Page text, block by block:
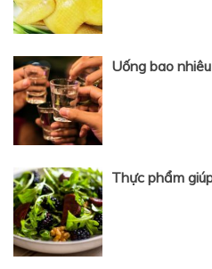
Uống bao
Thực phẩm